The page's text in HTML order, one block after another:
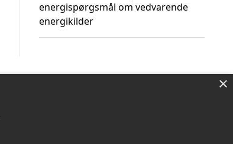
energispørgsmål om vedvarende
energikilder
×